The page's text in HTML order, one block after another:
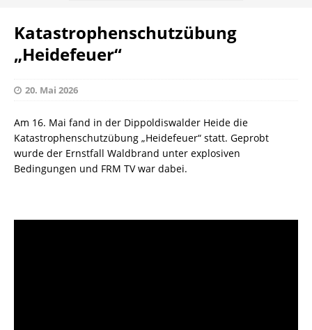
Katastrophenschutzübung
„Heidefeuer“
20. Mai 2026
Am 16. Mai fand in der Dippoldiswalder Heide die
Katastrophenschutzübung „Heidefeuer“ statt. Geprobt
wurde der Ernstfall Waldbrand unter explosiven
Bedingungen und FRM TV war dabei.